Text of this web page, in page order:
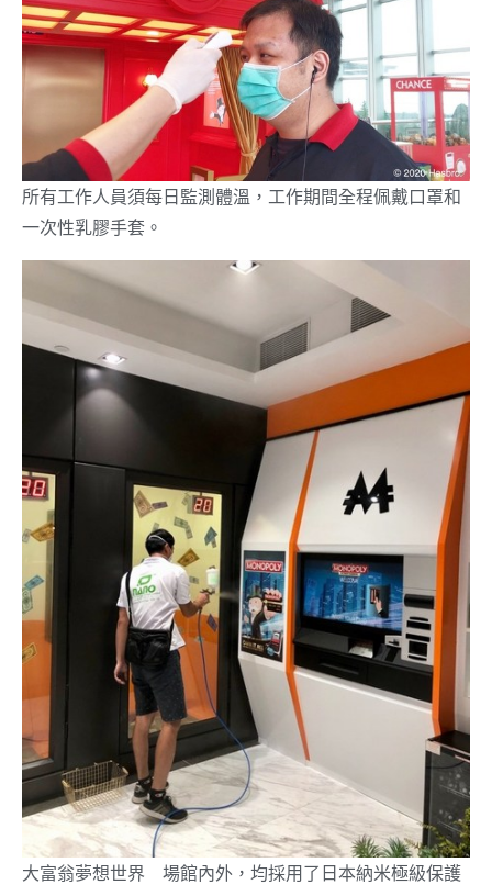
所有工作人員須每日監測體溫，工作期間全程佩戴口罩和
一次性乳膠手套。
大富翁夢想世界™場館內外，均採用了日本納米極級保護